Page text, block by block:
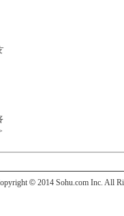
© 2014 Sohu.com Inc. All